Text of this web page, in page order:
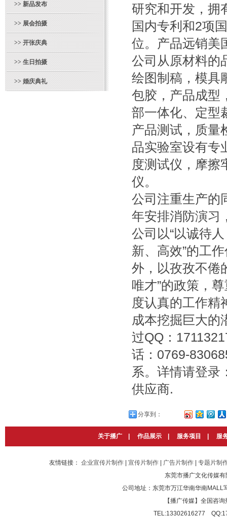
>> 新品发布
>> 展会拍摄
>> 开张庆典
>> 生日拍摄
>> 婚庆典礼
研究和开发，拥
国内专利和2项
位。产品远销美
公司从原材料的
绘图制稿，模具
包胶，产品成型
部一体化、定型
产品测试，质量
品实验室设有专
度测试仪，摩擦
仪。
公司注重生产的
年安排消防演习
公司以“以诚待
新、高效”的工
外，以孜孜不倦
唯才”的政策，
度认真的工作精
成本挖掘巨大的
过QQ：
话：0769-
系。详情请登录
供应商.
分享到：
关于播广 作品展示 服务项目 服
友情链接： 企业宣传片制作 宣传片制作 广告片制作
专题片制
东莞市播广文化传媒
公司地址：东莞市万江华南华南MALL
【播广传媒】全国咨
TEL:13302616277